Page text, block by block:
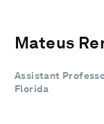
Mateus
Assistant
Florida